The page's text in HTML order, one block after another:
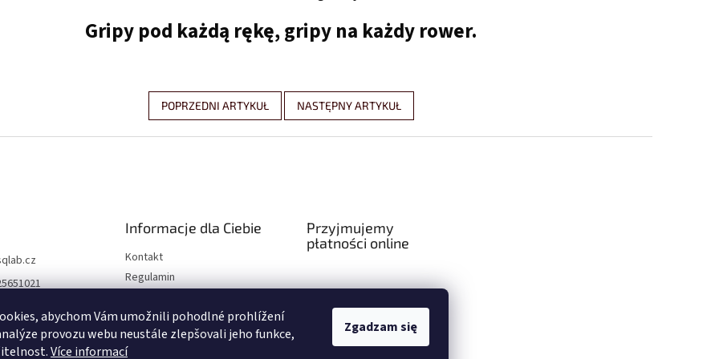
abychom Vám umožnili pohodlné prohlížení
provozu webu neustále zlepšovali jeho funkce,
Více informací
Zgadzam się
Gripy pod każdą rękę, gripy na każdy rower.
POPRZEDNI ARTYKUŁ NASTĘPNY ARTYKUŁ
Informacje dla Ciebie
Kontakt
Regulamin
Dostawa i płatność
Przyjmujemy
płatności online